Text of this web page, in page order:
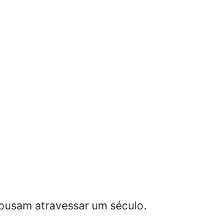
atravessar um século.